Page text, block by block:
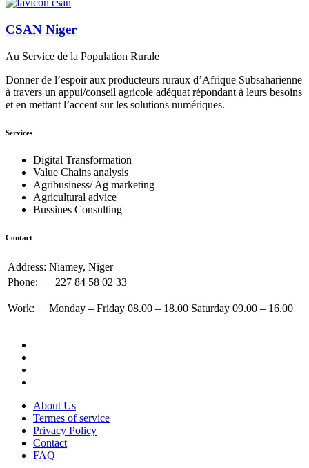
CSAN Niger
Au Service de la Population Rurale
Donner de l’espoir aux producteurs ruraux d’Afrique Subsaharienne
à travers un appui/conseil agricole adéquat répondant à leurs besoins
et en mettant l’accent sur les solutions numériques.
Services
Digital Transformation
Value Chains analysis
Agribusiness/ Ag marketing
Agricultural advice
Bussines Consulting
Contact
Address: Niamey, Niger
Phone:
+227 84 58 02 33
Work: Monday – Friday 08.00 – 18.00 Saturday 09.00 – 16.00
About Us
Termes of service
Privacy Policy
Contact
FAQ